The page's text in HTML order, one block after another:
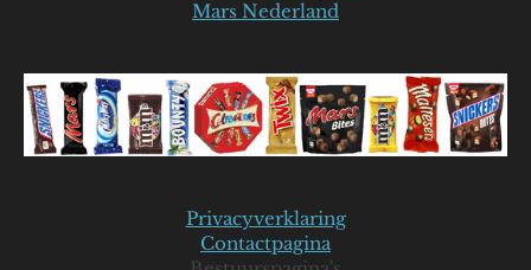
Mars Nederland
Privacyverklaring
Contactpagina